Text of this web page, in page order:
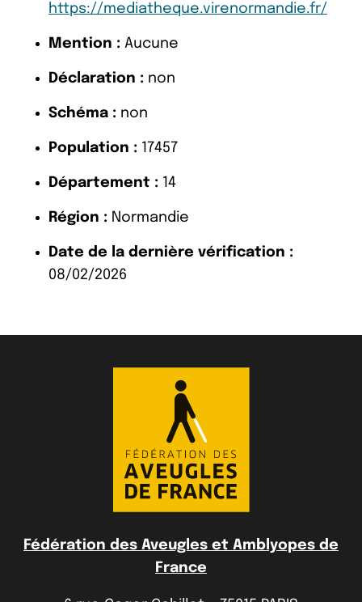
https://mediatheque.virenormandie.fr/
Mention : Aucune
Déclaration : non
Schéma : non
Population : 17457
Département : 14
Région : Normandie
Date de la dernière vérification :
08/02/2026
Fédération des Aveugles et Amblyopes de
France